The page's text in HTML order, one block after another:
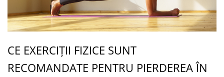
CE EXERCIȚII FIZICE SUNT
RECOMANDATE PENTRU PIERDEREA ÎN